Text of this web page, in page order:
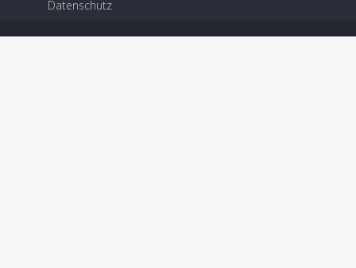
Datenschutz